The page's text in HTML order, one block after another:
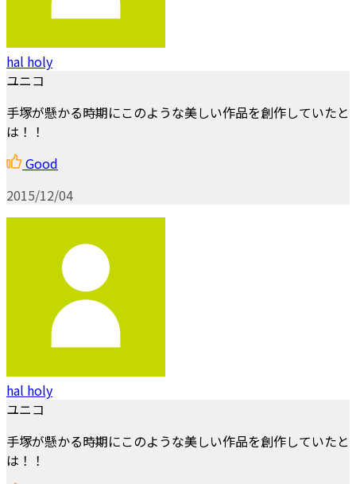
hal holy
ユニコ
手塚が懸かる時期にこのような美しい作品を創作していたと
は！！
Good
2015/12/04
hal holy
ユニコ
手塚が懸かる時期にこのような美しい作品を創作していたと
は！！